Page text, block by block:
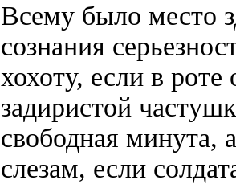
Всему было место
сознания
хохоту, если в
задиристой
свободная минута,
слезам, если